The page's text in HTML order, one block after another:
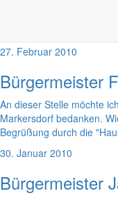
Der zwar normale, aber
Winterdienst sehr
Dienstleister haben eine
27. Februar 2010
Bürgermeister
An dieser Stelle möchte
Markersdorf bedanken.
Begrüßung durch die
30. Januar 2010
Bürgermeister